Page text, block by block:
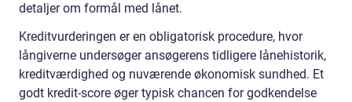
detaljer om formål med lånet.
Kreditvurderingen er en obligatorisk procedure, hvor
långiverne undersøger ansøgerens tidligere lånehistorik,
kreditværdighed og nuværende økonomisk sundhed. Et
godt kredit-score øger typisk chancen for godkendelse